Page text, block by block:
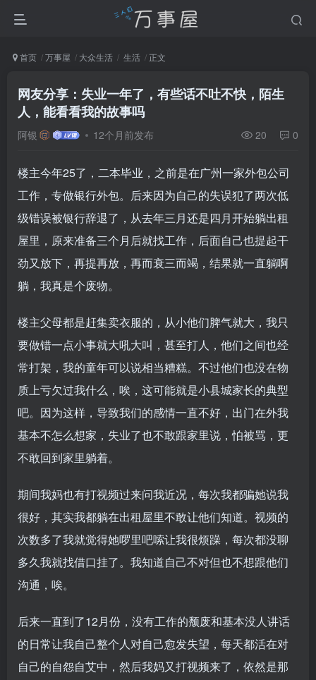
首页 万事屋 大众生活 生活 正文
网友分享：失业一年了，有些话不吐不快，陌生
人，能看看我的故事吗
阿银 12个月前发布 20 0
楼主今年25了，二本毕业，之前是在广州一家外包公司
工作，专做银行外包。后来因为自己的失误犯了两次低
级错误被银行辞退了，从去年三月还是四月开始躺出租
屋里，原来准备三个月后就找工作，后面自己也提起干
劲又放下，再提再放，再而衰三而竭，结果就一直躺啊
躺，我真是个废物。
楼主父母都是赶集卖衣服的，从小他们脾气就大，我只
要做错一点小事就大吼大叫，甚至打人，他们之间也经
常打架，我的童年可以说相当糟糕。不过他们也没在物
质上亏欠过我什么，唉，这可能就是小县城家长的典型
吧。因为这样，导致我们的感情一直不好，出门在外我
基本不怎么想家，失业了也不敢跟家里说，怕被骂，更
不敢回到家里躺着。
期间我妈也有打视频过来问我近况，每次我都骗她说我
很好，其实我都躺在出租屋里不敢让他们知道。视频的
次数多了我就觉得她啰里吧嗦让我很烦躁，每次都没聊
多久我就找借口挂了。我知道自己不对但也不想跟他们
沟通，唉。
后来一直到了12月份，没有工作的颓废和基本没人讲话
的日常让我自己整个人对自己愈发失望，每天都活在对
自己的自怨自艾中，然后我妈又打视频来了，依然是那